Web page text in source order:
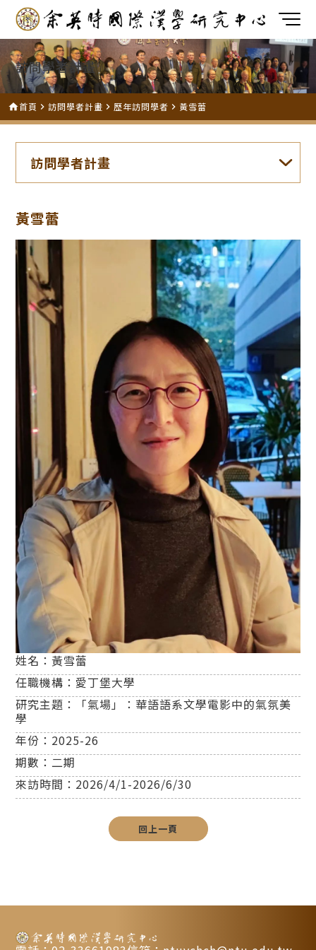
訪問學者計畫
home首頁 navigate_next訪問學者計畫 navigate_next 歷年訪問學者 navigate_next 黃雪蕾
訪問學者計畫
黃雪蕾
姓名：黃雪蕾
任職機構： 愛丁堡大學
研究主題：
「氣場」：華語語系文學電影中的氣氛美
學
年份： 2025-26
期數： 二期
來訪時間： 2026/4/1-2026/6/30